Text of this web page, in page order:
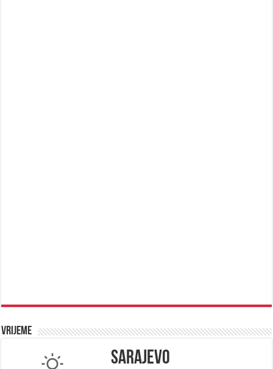
Vrijeme
Sarajevo